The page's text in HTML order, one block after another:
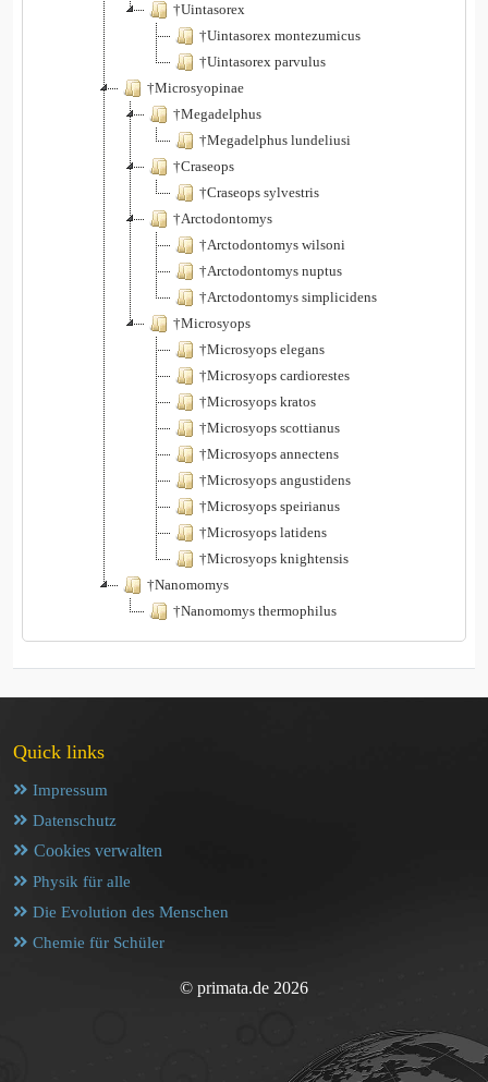
†Uintasorex
†Uintasorex montezumicus
†Uintasorex parvulus
†Microsyopinae
†Megadelphus
†Megadelphus lundeliusi
†Craseops
†Craseops sylvestris
†Arctodontomys
†Arctodontomys wilsoni
†Arctodontomys nuptus
†Arctodontomys simplicidens
†Microsyops
†Microsyops elegans
†Microsyops cardiorestes
†Microsyops kratos
†Microsyops scottianus
†Microsyops annectens
†Microsyops angustidens
†Microsyops speirianus
†Microsyops latidens
†Microsyops knightensis
†Nanomomys
†Nanomomys thermophilus
Quick links
Impressum
Datenschutz
Cookies verwalten
Physik für alle
Die Evolution des Menschen
Chemie für Schüler
© primata.de 2026